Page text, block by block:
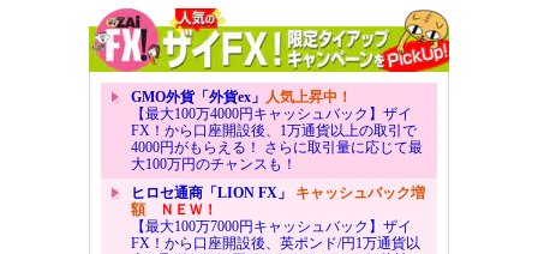
GMO外貨「外貨ex」 人気上昇中！
【最大100万4000円キャッシュバック】ザイ
FX！から口座開設後、1万通貨以上の取引で
4000円がもらえる！ さらに取引量に応じて最
大100万円のチャンスも！
ヒロセ通商「LION FX」 キャッシュバック増
額ＮＥＷ！
【最大100万7000円キャッシュバック】ザイ
FX！から口座開設後、英ポンド/円1万通貨以